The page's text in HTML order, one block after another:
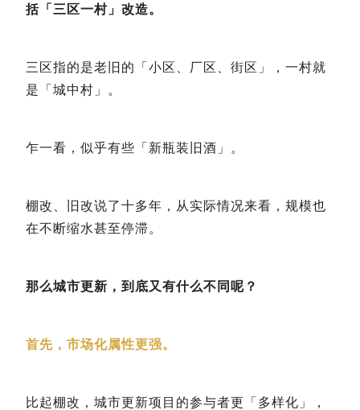
括「三区一村」改造。
三区指的是老旧的「小区、厂区、街区」，一村就
是「城中村」。
乍一看，似乎有些「新瓶装旧酒」。
棚改、旧改说了十多年，从实际情况来看，规模也
在不断缩水甚至停滞。
那么城市更新，到底又有什么不同呢？
首先，市场化属性更强。
比起棚改，城市更新项目的参与者更「多样化」，